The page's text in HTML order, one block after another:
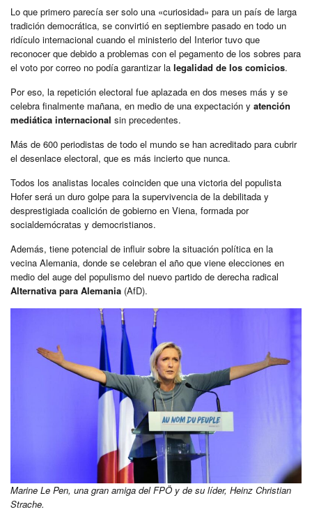
Lo que primero parecía ser solo una «curiosidad» para un país de larga
tradición democrática, se convirtió en septiembre pasado en todo un
ridículo internacional cuando el ministerio del Interior tuvo que
reconocer que debido a problemas con el pegamento de los sobres para
el voto por correo no podía garantizar la legalidad de los comicios.
Por eso, la repetición electoral fue aplazada en dos meses más y se
celebra finalmente mañana, en medio de una expectación y atención
mediática internacional sin precedentes.
Más de 600 periodistas de todo el mundo se han acreditado para cubrir
el desenlace electoral, que es más incierto que nunca.
Todos los analistas locales coinciden que una victoria del populista
Hofer será un duro golpe para la supervivencia de la debilitada y
desprestigiada coalición de gobierno en Viena, formada por
socialdemócratas y democristianos.
Además, tiene potencial de influir sobre la situación política en la
vecina Alemania, donde se celebran el año que viene elecciones en
medio del auge del populismo del nuevo partido de derecha radical
Alternativa para Alemania (AfD).
Marine Le Pen, una gran amiga del FPÖ y de su líder, Heinz Christian
Strache.